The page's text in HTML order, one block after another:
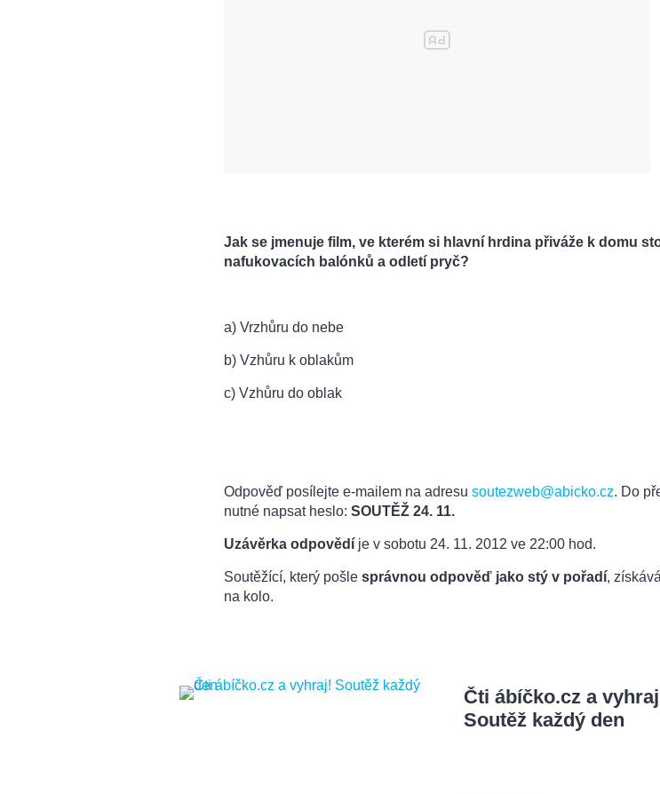
Jak se jmenuje film, ve kterém si hlavní hrdina přiváže k domu
nafukovacích balónků a odletí pryč?
a) Vrzhůru do nebe
b) Vzhůru k oblakům
c) Vzhůru do oblak
Odpověď posílejte e-mailem na adresu soutezweb@abicko.cz. Do
nutné napsat heslo: SOUTĚŽ 24. 11.
Uzávěrka odpovědí je v sobotu 24. 11. 2012 ve 22:00 hod.
Soutěžící, který pošle správnou odpověď jako stý v pořadí,
na kolo.
Čti ábíčko.cz a
Soutěž každý den